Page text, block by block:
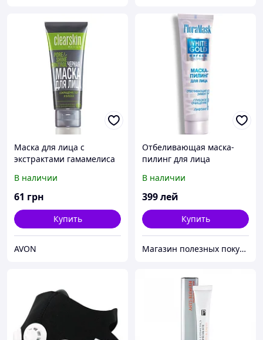
Маска для лица с
экстрактами гамамелиса
«Уменьшение пор и
блеска» (75 мл) Avon,
Эйвон, Ейвон
В наличии
61 грн
Купить
AVON
Отбеливающая маска-
пилинг для лица
В наличии
399лей
Купить
Магазин полезных покупок "Goodbuy"